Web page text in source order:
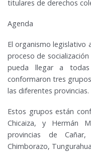
titulares de derechos
Agenda
El organismo legislativo
proceso de
pueda llegar a todas
conformaron tres
las diferentes provincias.
Estos grupos están
Chicaiza, y Hermán
provincias de
Chimborazo,